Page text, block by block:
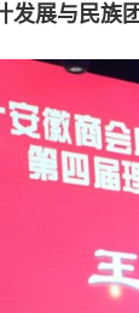
发展与民族